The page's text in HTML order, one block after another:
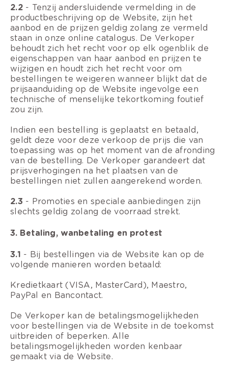
2.2- Tenzij andersluidende vermelding in de
productbeschrijving op de Website, zijn het
aanbod en de prijzen geldig zolang ze vermeld
staan in onze online catalogus. De Verkoper
behoudt zich het recht voor op elk ogenblik de
eigenschappen van haar aanbod en prijzen te
wijzigen en houdt zich het recht voor om
bestellingen te weigeren wanneer blijkt dat de
prijsaanduiding op de Website ingevolge een
technische of menselijke tekortkoming foutief
zou zijn.
Indien een bestelling is geplaatst en betaald,
geldt deze voor deze verkoop de prijs die van
toepassing was op het moment van de afronding
van de bestelling. De Verkoper garandeert dat
prijsverhogingen na het plaatsen van de
bestellingen niet zullen aangerekend worden.
2.3 - Promoties en speciale aanbiedingen zijn
slechts geldig zolang de voorraad strekt.
3. Betaling, wanbetaling en protest
3.1 - Bij bestellingen via de Website kan op de
volgende manieren worden betaald:
Kredietkaart (VISA, MasterCard), Maestro,
PayPal en Bancontact.
De Verkoper kan de betalingsmogelijkheden
voor bestellingen via de Website in de toekomst
uitbreiden of beperken. Alle
betalingsmogelijkheden worden kenbaar
gemaakt via de Website.